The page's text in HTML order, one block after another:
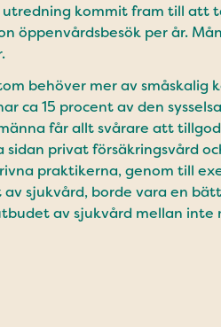
kommit fram till att
öppenvårdsbesök per år.
behöver mer av småskalig
ca 15 procent av den
får allt svårare att
privat försäkringsvård
praktikerna, genom till
sjukvård, borde vara en
av sjukvård mellan inte